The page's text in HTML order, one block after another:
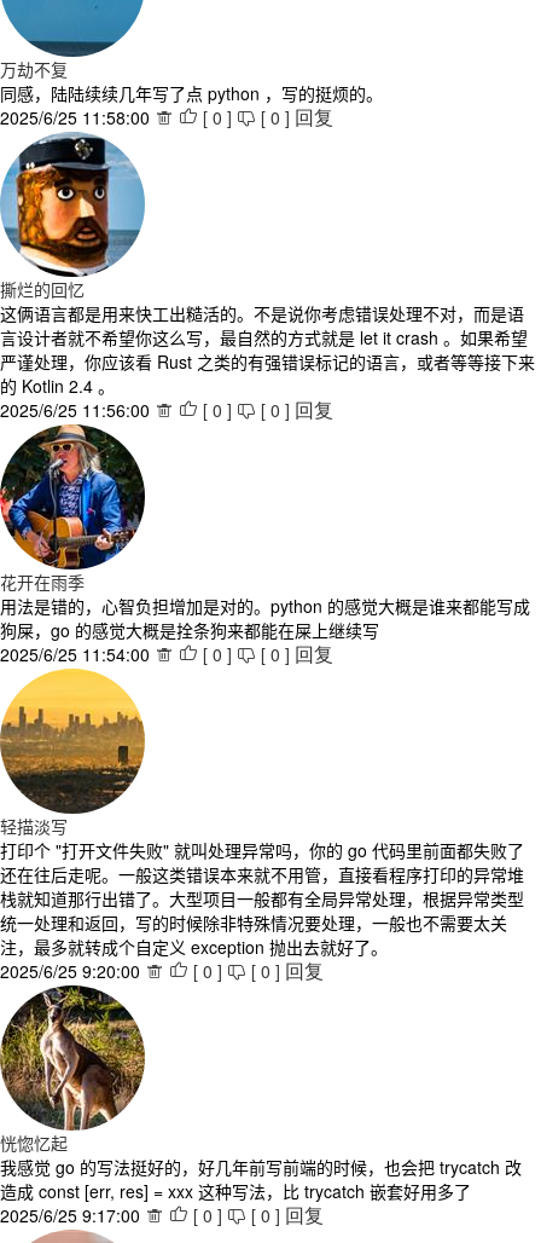
万劫不复
同感，陆陆续续几年写了点 python ，写的挺烦的。
2025/6/25 11:58:00   [ 0 ]  [ 0 ] 回复
撕烂的回忆
这俩语言都是用来快工出糙活的。不是说你考虑错误处理不对，而是语
言设计者就不希望你这么写，最自然的方式就是 let it crash 。如果希望
严谨处理，你应该看 Rust 之类的有强错误标记的语言，或者等等接下来
的 Kotlin 2.4 。
2025/6/25 11:56:00   [ 0 ]  [ 0 ] 回复
花开在雨季
用法是错的，心智负担增加是对的。python 的感觉大概是谁来都能写成
狗屎，go 的感觉大概是拴条狗来都能在屎上继续写
2025/6/25 11:54:00   [ 0 ]  [ 0 ] 回复
轻描淡写
打印个 "打开文件失败" 就叫处理异常吗，你的 go 代码里前面都失败了
还在往后走呢。一般这类错误本来就不用管，直接看程序打印的异常堆
栈就知道那行出错了。大型项目一般都有全局异常处理，根据异常类型
统一处理和返回，写的时候除非特殊情况要处理，一般也不需要太关
注，最多就转成个自定义 exception 抛出去就好了。
2025/6/25 9:20:00   [ 0 ]  [ 0 ] 回复
恍惚忆起
我感觉 go 的写法挺好的，好几年前写前端的时候，也会把 trycatch 改
造成 const [err, res] = xxx 这种写法，比 trycatch 嵌套好用多了
2025/6/25 9:17:00   [ 0 ]  [ 0 ] 回复